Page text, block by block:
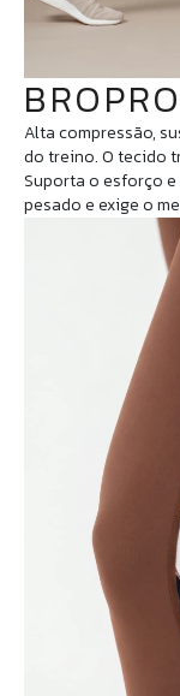
BROPRO
Alta compressão,
do treino. O tecido
Suporta o esforço e
pesado e exige o